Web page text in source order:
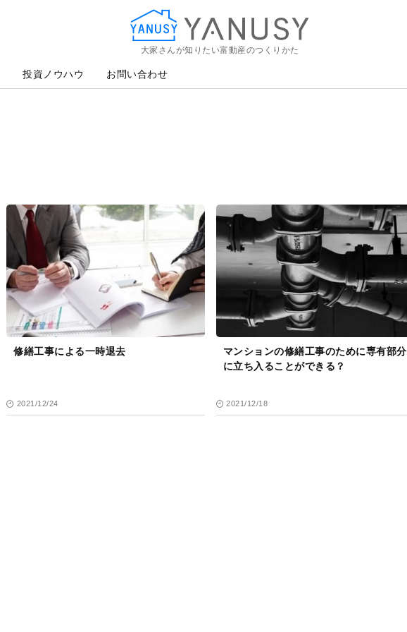
大家さんが知りたい富動産のつくりかた
投資ノウハウ お問い合わせ
修繕工事による一時退去
2021/12/24
マンションの修繕工事のために専有部分
に立ち入ることができる？
2021/12/18